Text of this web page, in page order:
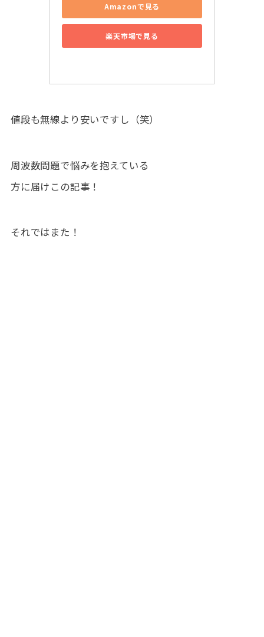
Amazonで見る
楽天市場で見る
値段も無線より安いですし（笑）
周波数問題で悩みを抱えている
方に届けこの記事！
それではまた！